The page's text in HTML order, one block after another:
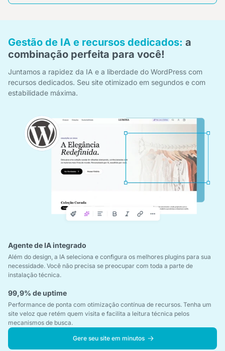
Gestão de IA e recursos dedicados: a
combinação perfeita para você!
Juntamos a rapidez da IA e a liberdade do WordPress com
recursos dedicados. Seu site otimizado em segundos e com
estabilidade máxima.
Agente de IA integrado
Além do design, a IA seleciona e configura os melhores plugins para sua
necessidade. Você não precisa se preocupar com toda a parte de
instalação técnica.
99,9% de uptime
Performance de ponta com otimização contínua de recursos. Tenha um
site veloz que retém quem visita e facilita a leitura técnica pelos
mecanismos de busca.
Gere seu site em minutos